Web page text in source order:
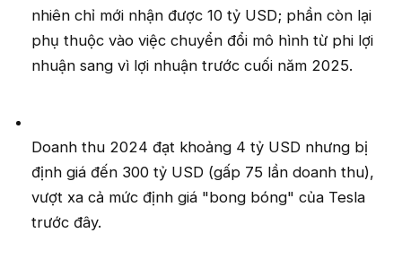
nhiên chỉ mới nhận được 10 tỷ USD; phần còn lại
phụ thuộc vào việc chuyển đổi mô hình từ phi lợi
nhuận sang vì lợi nhuận trước cuối năm 2025.
Doanh thu 2024 đạt khoảng 4 tỷ USD nhưng bị
định giá đến 300 tỷ USD (gấp 75 lần doanh thu),
vượt xa cả mức định giá "bong bóng" của Tesla
trước đây.